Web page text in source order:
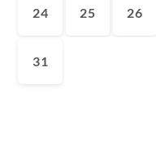
24 25 26
31